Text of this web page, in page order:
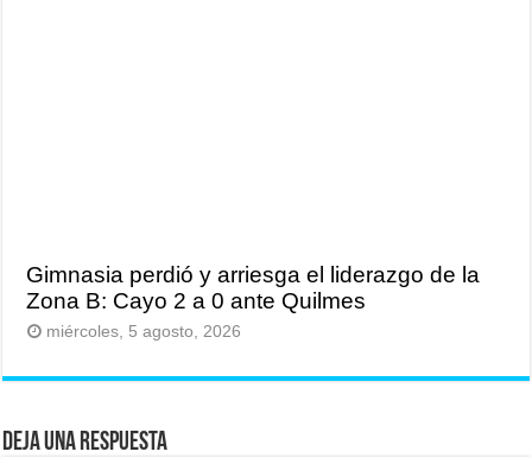
Gimnasia perdió y arriesga el liderazgo de la
Zona B: Cayo 2 a 0 ante Quilmes
miércoles, 5 agosto, 2026
Deja una respuesta